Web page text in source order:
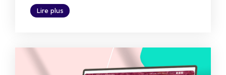
Lire plus